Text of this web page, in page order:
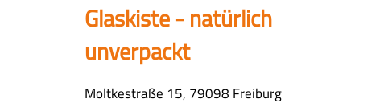
Glaskiste - natürlich
unverpackt
Adresse
Moltkestraße 15, 79098 Freiburg